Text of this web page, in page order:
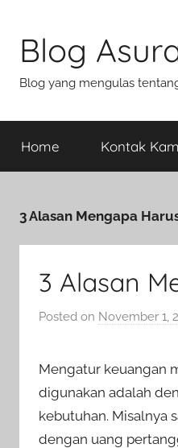
Blog
Blog yang mengulas
Home Kontak
3 Alasan Mengapa
3 Alasan
Posted on November 1,
Mengatur keuangan
digunakan adalah
kebutuhan. Misalnya
dengan uang